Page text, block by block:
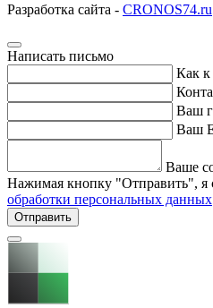
Разработка сайта - CRONOS74.ru
Написать письмо
Как к
Ваш
Ваш
Ваше
Нажимая кнопку "Отправить", я
обработки персональных данных
Отправить